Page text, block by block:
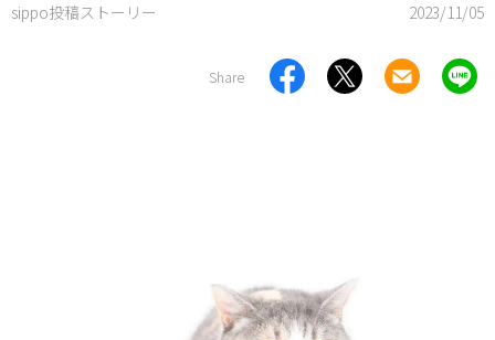
sippo投稿ストーリー 2023/11/05
Share